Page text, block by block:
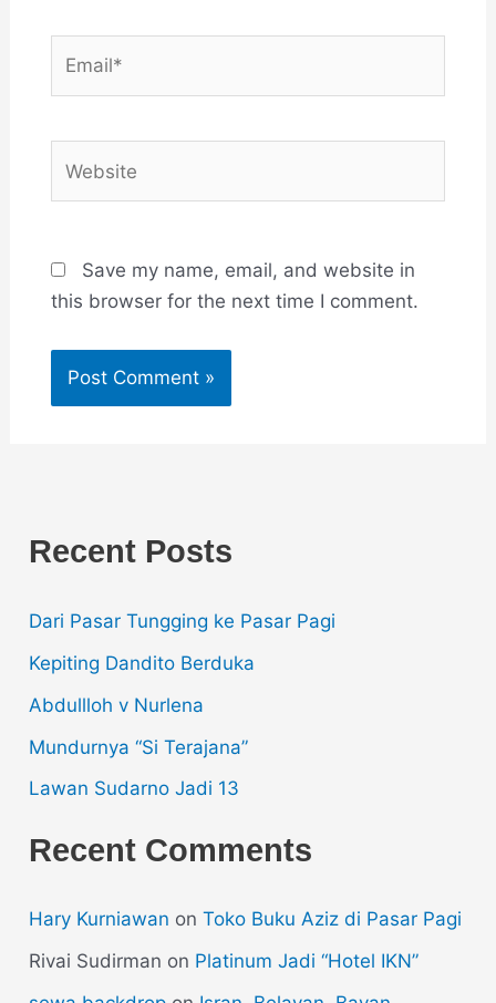
Save my name, email, and website in
this browser for the next time I comment.
Recent Posts
Dari Pasar Tungging ke Pasar Pagi
Kepiting Dandito Berduka
Abdullloh v Nurlena
Mundurnya “Si Terajana”
Lawan Sudarno Jadi 13
Recent Comments
Hary Kurniawan onToko Buku Aziz di Pasar Pagi
Rivai Sudirman on Platinum Jadi “Hotel IKN”